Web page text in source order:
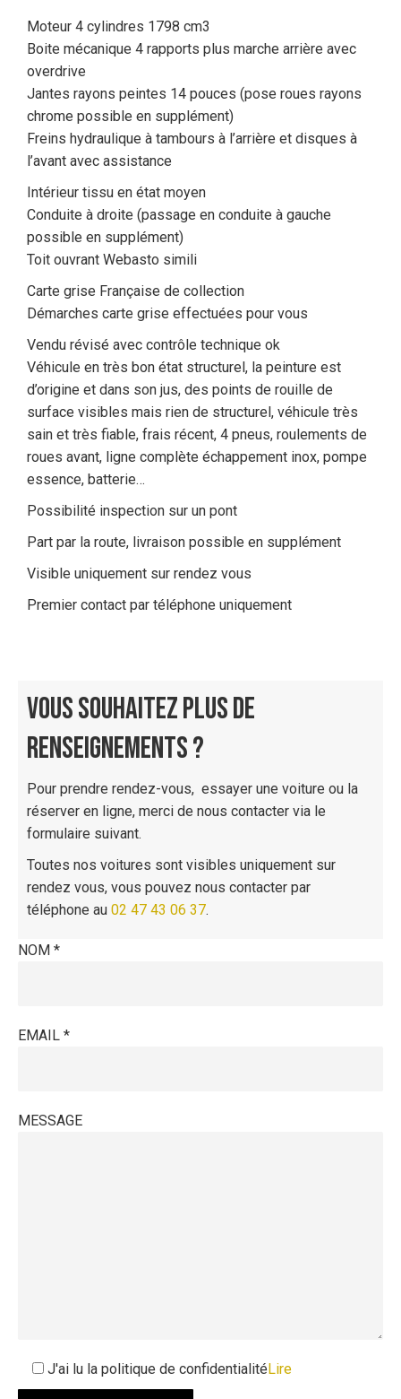
Moteur 4 cylindres 1798 cm3
Boite mécanique 4 rapports plus marche arrière avec
overdrive
Jantes rayons peintes 14 pouces (pose roues rayons
chrome possible en supplément)
Freins hydraulique à tambours à l’arrière et disques à
l’avant avec assistance
Intérieur tissu en état moyen
Conduite à droite (passage en conduite à gauche
possible en supplément)
Toit ouvrant Webasto simili
Carte grise Française de collection
Démarches carte grise effectuées pour vous
Vendu révisé avec contrôle technique ok
Véhicule en très bon état structurel, la peinture est
d’origine et dans son jus, des points de rouille de
surface visibles mais rien de structurel, véhicule très
sain et très fiable, frais récent, 4 pneus, roulements de
roues avant, ligne complète échappement inox, pompe
essence, batterie…
Possibilité inspection sur un pont
Part par la route, livraison possible en supplément
Visible uniquement sur rendez vous
Premier contact par téléphone uniquement
VOUS SOUHAITEZ PLUS DE
RENSEIGNEMENTS ?
Pour prendre rendez-vous, essayer une voiture ou la
réserver en ligne, merci de nous contacter via le
formulaire suivant.
Toutes nos voitures sont visibles uniquement sur
rendez vous, vous pouvez nous contacter par
téléphone au 02 47 43 06 37.
NOM *
EMAIL *
MESSAGE
J'ai lu la politique de confidentialitéLire